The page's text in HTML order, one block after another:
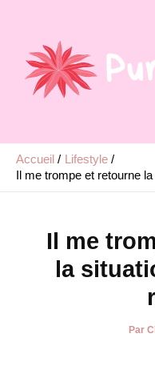
Accueil
Lifestyle
Il me trompe et retourne
Il me
la
Par